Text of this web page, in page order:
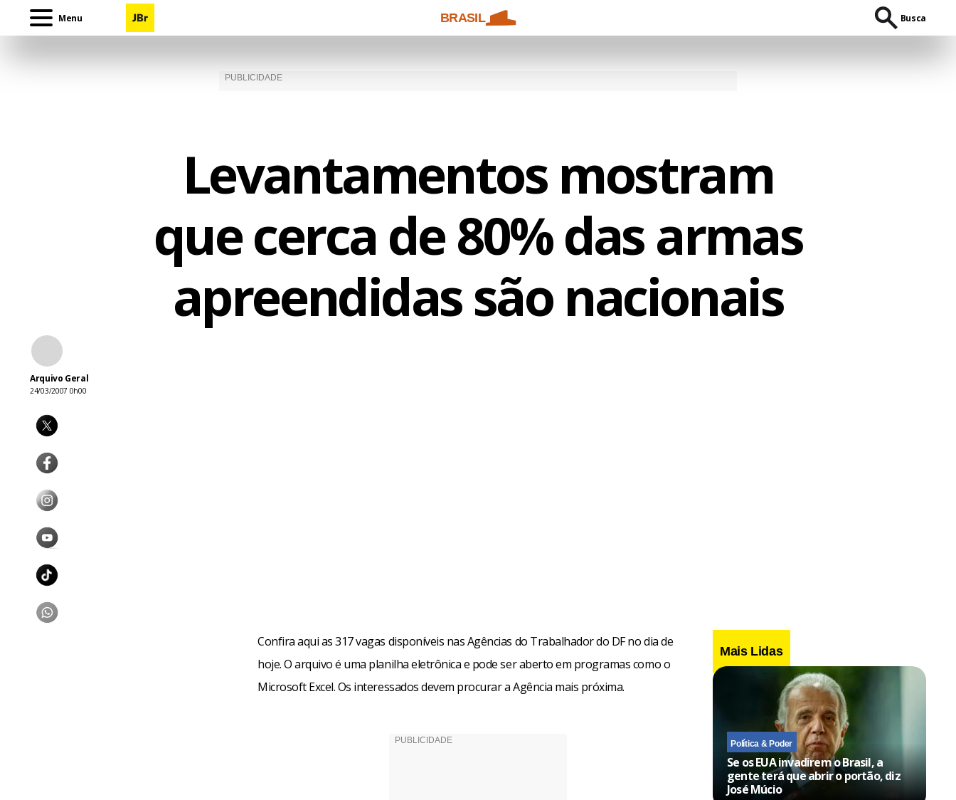
Menu BRASIL Busca
Levantamentos mostram
que cerca de 80% das armas
apreendidas são nacionais
Arquivo Geral
24/03/2007 0h00
Confira aqui as 317 vagas disponíveis nas Agências do Trabalhador do DF no dia de
hoje. O arquivo é uma planilha eletrônica e pode ser aberto em programas como o
Microsoft Excel. Os interessados devem procurar a Agência mais próxima.
Mais Lidas
Política & Poder
Se os EUA invadirem o Brasil, a
gente terá que abrir o portão, diz
José Múcio